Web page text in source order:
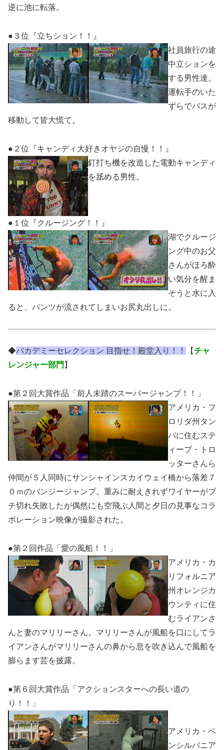
逆に池に転落。
●３位『立ちション！！』
社員旅行の途
中立ションを
する男性達。
運転手のいた
ずらでバスが
移動して皆大慌て。
●２位『キャンディ大好きオヤジの自慢！！』
釘打ち機を改造した電動キャンディ
を舐める男性。
●１位『クルージング！！』
湖でクルージ
ング中のお父
さんがほろ酔
い気分を醒ま
そうと水に入
ると、パンツが流されてしまいお尻丸出しに。
◆バカデミーセレクション 目指せ！殿堂入り！！ 【チャ
レンジャー部門 】
●第２回大賞作品「前人未踏のスーパージャンプ！！」
アメリカ・フ
ロリダ州タン
パに住むステ
ィーブ・トロ
ッターさんら
仲間が５人同時にサンシャインスカイウェイ橋から落差７
０ｍのバンジージャンプ。重みに耐えきれずワイヤーがブ
チ切れ失敗したが偶然にも空飛ぶ人間と夕日の見事なコラ
ボレーション映像が撮影された。
●第２回作品「愛の風船！！」
アメリカ・カ
リフォルニア
州オレンジカ
ウンティに住
むライアンさ
んと妻のマリリーさん。マリリーさんが風船を口にしてラ
イアンさんがマリリーさんの鼻から息を吹き込んで風船を
膨らます芸を披露。
●第６回大賞作品「アクションスターへの長い道の
り！！」
アメリカ・ペ
ンシルバニア